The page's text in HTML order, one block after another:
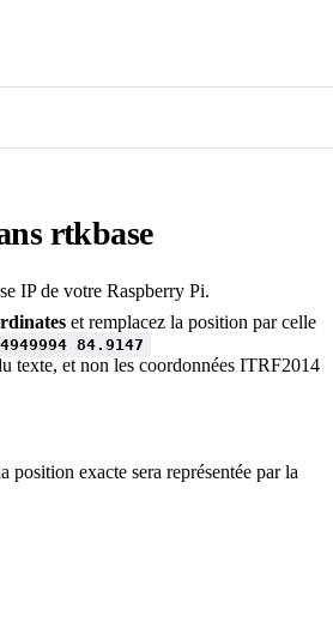
rtkbase
IP de votre Raspberry Pi.
et remplacez la position par celle
84.9147
texte, et non les coordonnées ITRF2014
position exacte sera représentée par la